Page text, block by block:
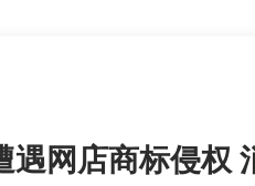
遇网店商标侵权